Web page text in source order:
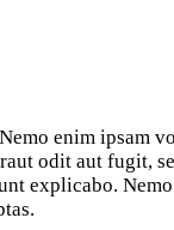
enim ipsam
odit aut fugit,
explicabo.